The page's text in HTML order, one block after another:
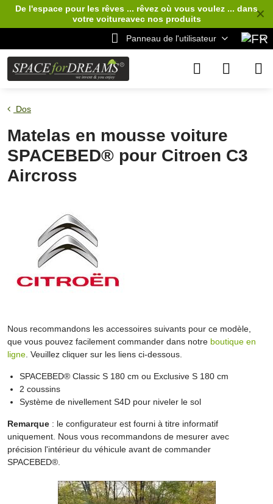
✕
De l'espace pour les rêves ... rêvez où vous voulez ... dans
votre voitureavec nos produits
Panneau de l'utilisateur
Dos
Matelas en mousse voiture
SPACEBED® pour Citroen C3
Aircross
Nous recommandons les accessoires suivants pour ce modèle,
que vous pouvez facilement commander dans notre boutique en
ligne . Veuillez cliquer sur les liens ci-dessous.
SPACEBED® Classic S 180 cm ou Exclusive S 180 cm
2 coussins
Système de nivellement S4D pour niveler le sol
Remarque : le configurateur est fourni à titre informatif
uniquement. Nous vous recommandons de mesurer avec
précision l'intérieur du véhicule avant de commander
SPACEBED®.